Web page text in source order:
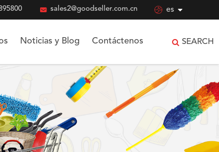
 sales2@goodseller.com.cn  es
Noticias y Blog Contáctenos SEARCH